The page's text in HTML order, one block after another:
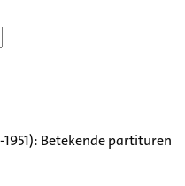
Betekende partituren